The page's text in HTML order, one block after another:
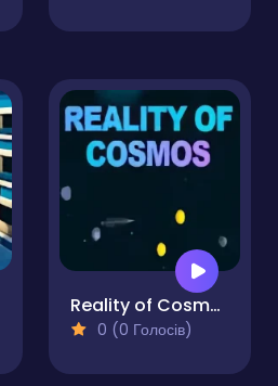
Reality of Cosmos
0 (0 Голосів)